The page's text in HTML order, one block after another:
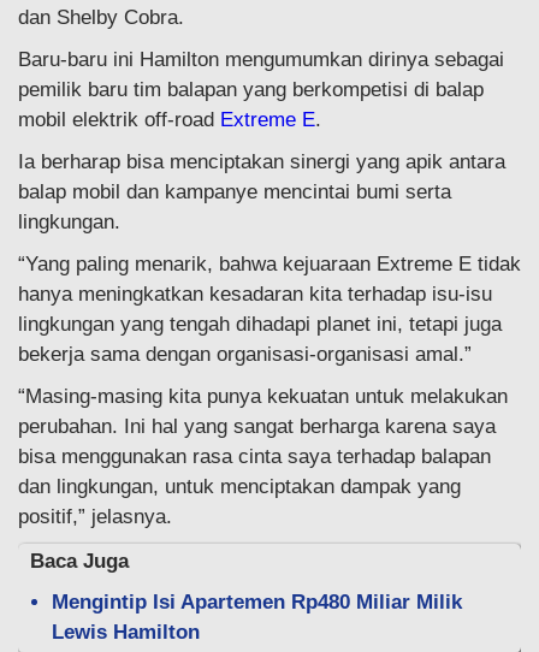
dan Shelby Cobra.
Baru-baru ini Hamilton mengumumkan dirinya sebagai
pemilik baru tim balapan yang berkompetisi di balap
mobil elektrik off-road Extreme E.
Ia berharap bisa menciptakan sinergi yang apik antara
balap mobil dan kampanye mencintai bumi serta
lingkungan.
“Yang paling menarik, bahwa kejuaraan Extreme E tidak
hanya meningkatkan kesadaran kita terhadap isu-isu
lingkungan yang tengah dihadapi planet ini, tetapi juga
bekerja sama dengan organisasi-organisasi amal.”
“Masing-masing kita punya kekuatan untuk melakukan
perubahan. Ini hal yang sangat berharga karena saya
bisa menggunakan rasa cinta saya terhadap balapan
dan lingkungan, untuk menciptakan dampak yang
positif,” jelasnya.
Baca Juga
Mengintip Isi Apartemen Rp480 Miliar Milik
Lewis Hamilton